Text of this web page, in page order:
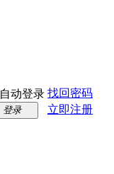
自动登录 找回密码
登录
立即注册